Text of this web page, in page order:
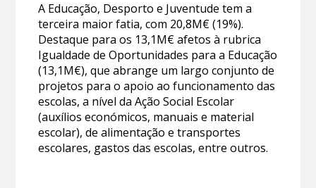
A Educação, Desporto e Juventude tem a
terceira maior fatia, com 20,8M€ (19%).
Destaque para os 13,1M€ afetos à rubrica
Igualdade de Oportunidades para a Educação
(13,1M€), que abrange um largo conjunto de
projetos para o apoio ao funcionamento das
escolas, a nível da Ação Social Escolar
(auxílios económicos, manuais e material
escolar), de alimentação e transportes
escolares, gastos das escolas, entre outros.